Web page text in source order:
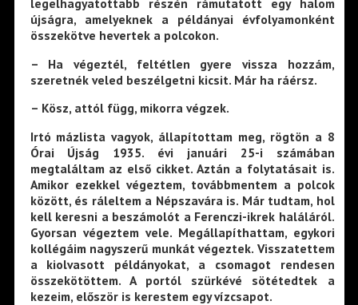
legelhagyatottabb részén rámutatott egy halom
újságra, amelyeknek a példányai évfolyamonként
összekötve hevertek a polcokon.
– Ha végeztél, feltétlen gyere vissza hozzám,
szeretnék veled beszélgetni kicsit. Már ha ráérsz.
– Kösz, attól függ, mikorra végzek.
Irtó mázlista vagyok, állapítottam meg, rögtön a 8
Órai Újság 1935. évi januári 25-i számában
megtaláltam az első cikket. Aztán a folytatásait is.
Amikor ezekkel végeztem, továbbmentem a polcok
között, és ráleltem a Népszavára is. Már tudtam, hol
kell keresni a beszámolót a Ferenczi-ikrek haláláról.
Gyorsan végeztem vele. Megállapíthattam, egykori
kollégáim nagyszerű munkát végeztek. Visszatettem
a kiolvasott példányokat, a csomagot rendesen
összekötöttem. A portól szürkévé sötétedtek a
kezeim, először is kerestem egy vízcsapot.